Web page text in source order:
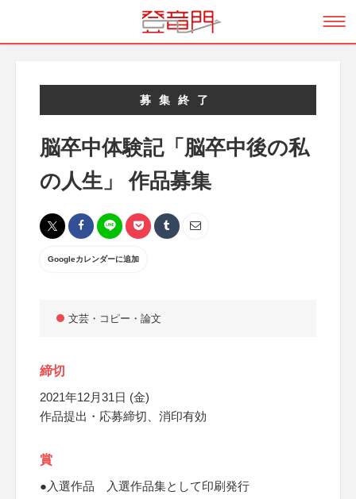
募集終了
脳卒中体験記「脳卒中後の私
の人生」 作品募集
Googleカレンダーに追加
文芸・コピー・論文
締切
2021年12月31日 (金)
作品提出・応募締切、消印有効
賞
●入選作品 入選作品集として印刷発行